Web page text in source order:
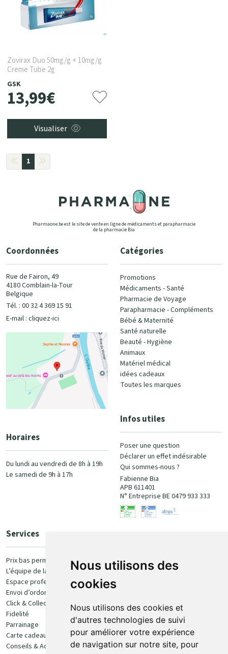
Nous utilisons des
cookies
Nous utilisons des cookies et
d'autres technologies de suivi
pour améliorer votre expérience
de navigation sur notre site, pour
Zovirax Duo 50mg/g + 10mg/g
Creme Tube 2g
GSK
13,99€
Visualiser
1
Pharmaone.be est le site de vente en ligne de médicaments et parapharmacie
de la pharmacie Bia
Coordonnées
Rue de Fairon, 49
4180 Comblain-la-Tour
Belgique
Tél. : 00 32 4 369 15 91
E-mail : cliquez-ici
Horaires
Du lundi au vendredi de 8h à 19h
Le samedi de 9h à 17h
Catégories
Promotions
Médicaments - Santé
Pharmacie de Voyage
Parapharmacie - Compléments
Bébé & Maternité
Santé naturelle
Beauté - Hygiène
Animaux
Matériel médical
idées cadeaux
Toutes les marques
Infos utiles
Poser une question
Déclarer un effet indésirable
Qui sommes-nous ?
Fabienne Bia
APB 611401
N° Entreprise BE 0479 933 333
Services
Prix bas permanent
L’équipe de la pharmacie
Espace professionnel
Envoi d’ordonnance
Click & Collect
Fidelité
Parrainage
Carte cadeau
Conseils & Actualités
100% sécurisé
Retrait et livraison